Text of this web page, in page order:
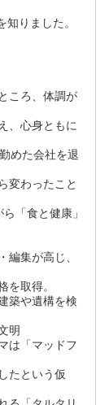
りました。
ころ、体調が
、心身ともに
めた会社を退
変わったこと
「食と健康」
編集が高じ、
を取得。
築や遺構を検
明
は「マッドフ
たという仮